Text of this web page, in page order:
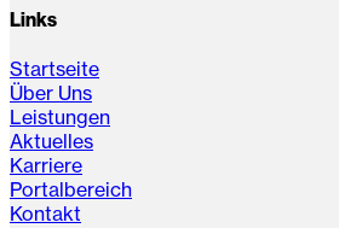
Links
Startseite
Über Uns
Leistungen
Aktuelles
Karriere
Portalbereich
Kontakt